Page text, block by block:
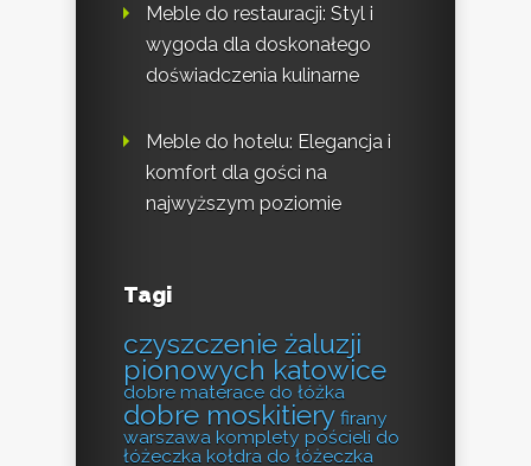
Meble do restauracji: Styl i
wygoda dla doskonałego
doświadczenia kulinarne
Meble do hotelu: Elegancja i
komfort dla gości na
najwyższym poziomie
Tagi
czyszczenie żaluzji
pionowych katowice
dobre materace do łóżka
dobre moskitiery firany
warszawa komplety pościeli do
łóżeczka kołdra do łóżeczka